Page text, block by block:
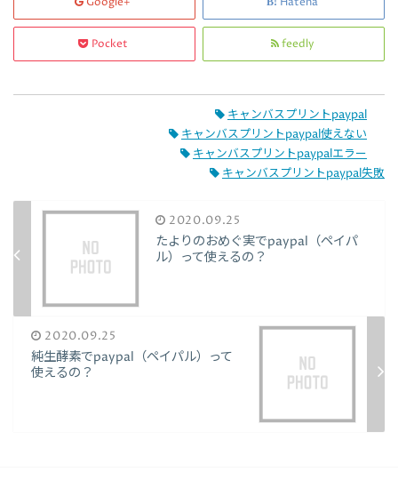
Pocket feedly
キャンバスプリントpaypal
キャンバスプリントpaypal使えない
キャンバスプリントpaypalエラー
キャンバスプリントpaypal失敗
2020.09.25
たよりのおめぐ実でpaypal（ペイパ
ル）って使えるの？
2020.09.25
純生酵素でpaypal（ペイパル）って
使えるの？